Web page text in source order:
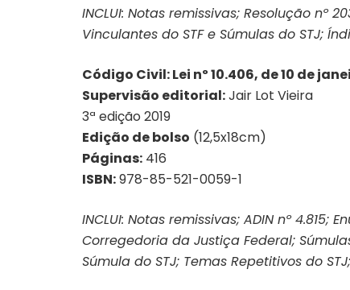
INCLUI: Notas remissivas; Resolução nº
Vinculantes do STF e Súmulas do STJ;
Código Civil: Lei nº 10.406, de 10 de
Supervisão editorial:Jair Lot Vieira
3ª edição 2019
Edição de bolso (12,5x18cm)
Páginas: 416
ISBN:978-85-521-0059-1
INCLUI: Notas remissivas; ADIN nº
Corregedoria da Justiça Federal;
Súmula do STJ; Temas Repetitivos do